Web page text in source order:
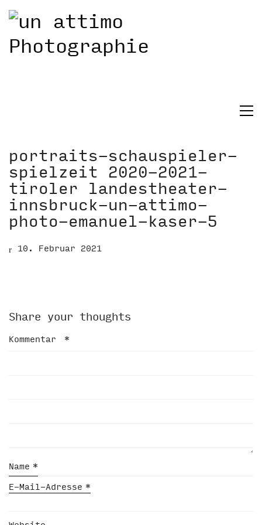
portraits-schauspieler-
spielzeit 2020-2021-
tiroler landestheater-
innsbruck-un-attimo-
photo-emanuel-kaser-5
10. Februar 2021
Share your thoughts
Kommentar *
Name *
E-Mail-Adresse *